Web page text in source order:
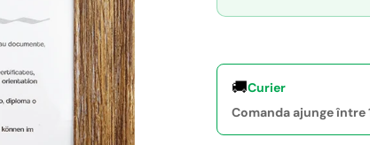
🚚Curier
Comanda ajunge între